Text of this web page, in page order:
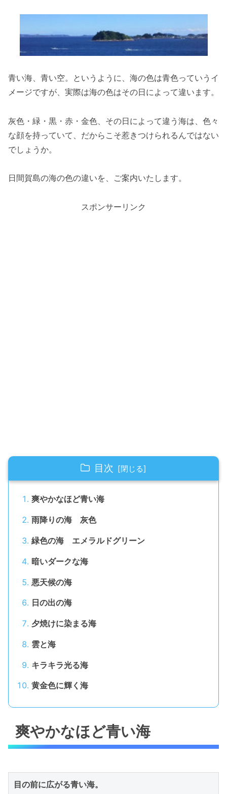
青い海、青い空。というように、海の色は青色っていうイ
メージですが、実際は海の色はその日によって違います。
灰色・緑・黒・赤・金色、その日によって違う海は、色々
な顔を持っていて、だからこそ惹きつけられるんではない
でしょうか。
日間賀島の海の色の違いを、ご案内いたします。
スポンサーリンク
目次
爽やかなほど青い海
雨降りの海 灰色
緑色の海 エメラルドグリーン
暗いダークな海
悪天候の海
日の出の海
夕焼けに染まる海
雲と海
キラキラ光る海
黄金色に輝く海
爽やかなほど青い海
目の前に広がる青い海。